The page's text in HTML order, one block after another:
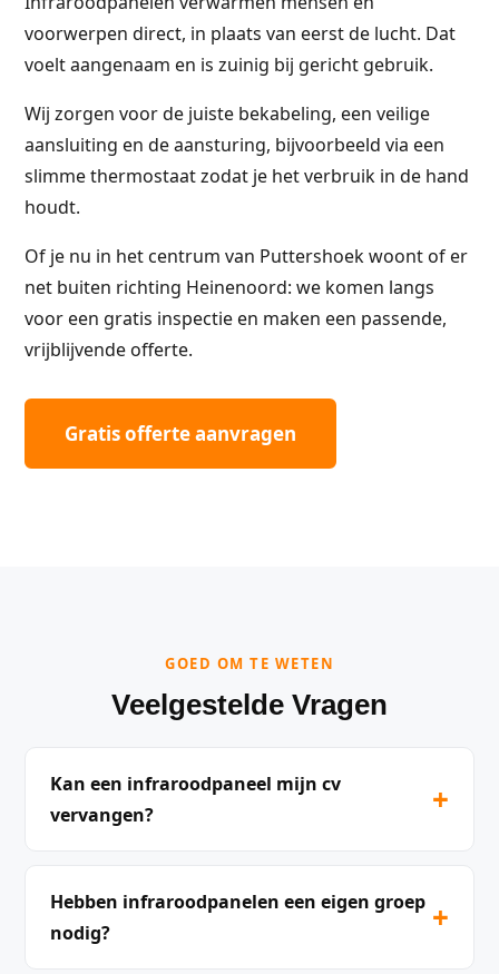
voorwerpen direct, in plaats van eerst de lucht. Dat
voelt aangenaam en is zuinig bij gericht gebruik.
Wij zorgen voor de juiste bekabeling, een veilige
aansluiting en de aansturing, bijvoorbeeld via een
slimme thermostaat zodat je het verbruik in de hand
houdt.
Of je nu in het centrum van Puttershoek woont of er
net buiten richting Heinenoord: we komen langs
voor een gratis inspectie en maken een passende,
vrijblijvende offerte.
Gratis offerte aanvragen
GOED OM TE WETEN
Veelgestelde Vragen
Kan een infraroodpaneel mijn cv
vervangen?
+
Hebben infraroodpanelen een eigen groep
nodig?
+